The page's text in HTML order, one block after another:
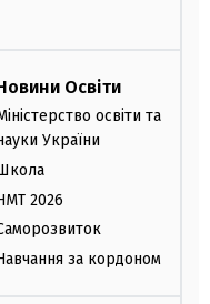
Освіти
освіти та
України
2026
за кордоном